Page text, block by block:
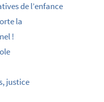
de l’enfance
la
!
justice